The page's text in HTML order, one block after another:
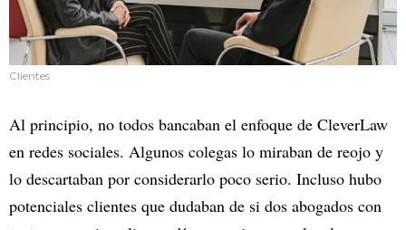
Clientes
Al principio, no todos bancaban el enfoque de CleverLaw
en redes sociales. Algunos colegas lo miraban de reojo y
lo descartaban por considerarlo poco serio. Incluso hubo
potenciales clientes que dudaban de si dos abogados con